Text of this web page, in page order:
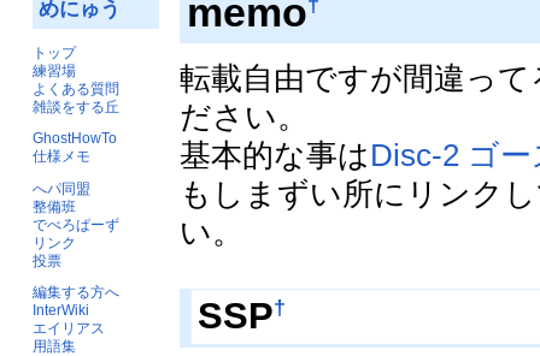
めにゅう
トップ
練習場
よくある質問
雑談をする丘
GhostHowTo
仕様メモ
へパ同盟
整備班
でべろぱーず
リンク
投票
編集する方へ
InterWiki
エイリアス
用語集
memo
転載自由ですが間違っ
ださい。
基本的な事はDisc-2 ゴ
もしまずい所にリンク
い。
SSP†